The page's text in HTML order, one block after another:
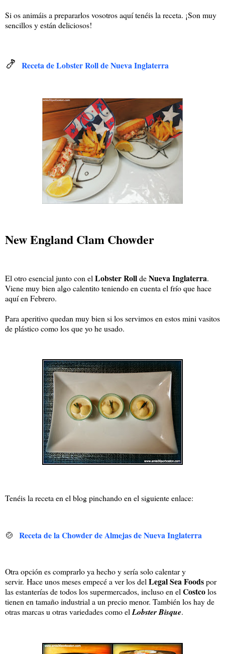
Si os animáis a prepararlos vosotros aquí tenéis la receta. ¡Son muy
sencillos y están deliciosos!
🍤 Receta de Lobster Roll de Nueva Inglaterra
New England Clam Chowder
El otro esencial junto con el Lobster RolldeNueva Inglaterra.
Viene muy bien algo calentito teniendo en cuenta el frío que hace
aquí en Febrero.
Para aperitivo quedan muy bien si los servimos en estos mini vasitos
de plástico como los que yo he usado.
Tenéis la receta en el blog pinchando en el siguiente enlace:
🍲 Receta de la Chowder de Almejas de Nueva Inglaterra
Otra opción es comprarlo ya hecho y sería solo calentar y
servir. Hace unos meses empecé a ver los delLegal Sea Foodspor
las estanterías de todos los supermercados, incluso en elCostcolos
tienen en tamaño industrial a un precio menor. También los hay de
otras marcas u otras variedades como elLobster Bisque.